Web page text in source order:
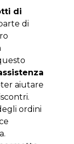
di
di
aiutare
ordini